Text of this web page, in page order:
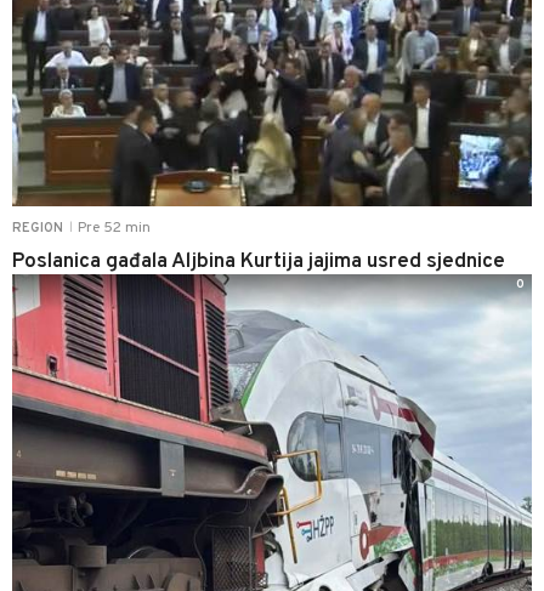
REGION Pre 52 min
Poslanica gađala Aljbina Kurtija jajima usred sjednice
0